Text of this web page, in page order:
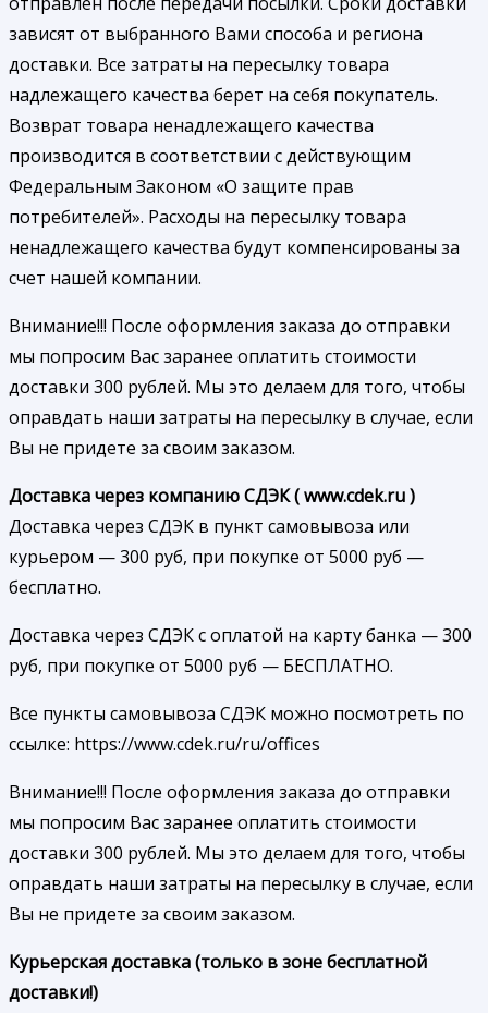
зависят от выбранного Вами способа и региона
доставки. Все затраты на пересылку товара
надлежащего качества берет на себя покупатель.
Возврат товара ненадлежащего качества
производится в соответствии с действующим
Федеральным Законом «О защите прав
потребителей». Расходы на пересылку товара
ненадлежащего качества будут компенсированы за
счет нашей компании.
Внимание!!! После оформления заказа до отправки
мы попросим Вас заранее оплатить стоимости
доставки 300 рублей. Мы это делаем для того, чтобы
оправдать наши затраты на пересылку в случае, если
Вы не придете за своим заказом.
Доставка через компанию СДЭК ( www.cdek.ru )
Доставка через СДЭК в пункт самовывоза или
курьером — 300 руб, при покупке от 5000 руб —
бесплатно.
Доставка через СДЭК с оплатой на карту банка — 300
руб, при покупке от 5000 руб — БЕСПЛАТНО.
Все пункты самовывоза СДЭК можно посмотреть по
ссылке: https://www.cdek.ru/ru/offices
Внимание!!! После оформления заказа до отправки
мы попросим Вас заранее оплатить стоимости
доставки 300 рублей. Мы это делаем для того, чтобы
оправдать наши затраты на пересылку в случае, если
Вы не придете за своим заказом.
Курьерская доставка (только в зоне бесплатной
доставки!)